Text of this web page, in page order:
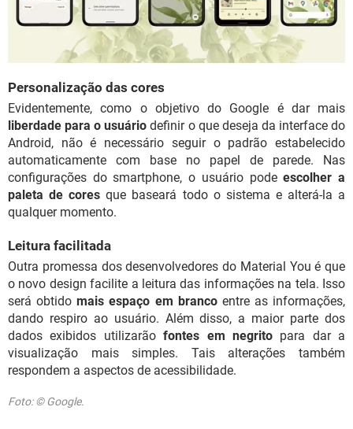
Personalização das cores
Evidentemente, como o objetivo do Google é dar mais
liberdade para o usuário definir o que deseja da interface do
Android, não é necessário seguir o padrão estabelecido
automaticamente com base no papel de parede. Nas
configurações do smartphone, o usuário podeescolher a
paleta de cores que baseará todo o sistema e alterá-la a
qualquer momento.
Leitura facilitada
Outra promessa dos desenvolvedores do Material You é que
o novo design facilite a leitura das informações na tela. Isso
será obtidomais espaço em brancoentre as informações,
dando respiro ao usuário. Além disso, a maior parte dos
dados exibidos utilizarãofontes em negritopara dar a
visualização mais simples. Tais alterações também
respondem a aspectos de acessibilidade.
Foto: © Google.